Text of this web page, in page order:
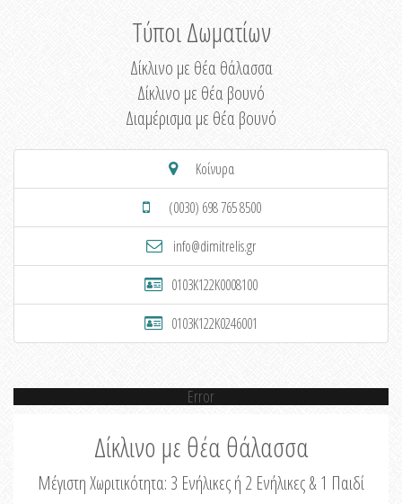
Τύποι Δωματίων
Δίκλινο με θέα θάλασσα
Δίκλινο με θέα βουνό
Διαμέρισμα με θέα βουνό
Κοίνυρα
(0030) 698 765 8500
info@dimitrelis.gr
0103K122K0008100
0103K122K0246001
Error
Δίκλινο με θέα θάλασσα
Μέγιστη Χωριτικότητα: 3 Ενήλικες ή 2 Ενήλικες & 1 Παιδί